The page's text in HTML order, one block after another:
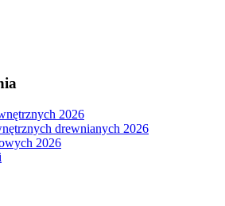
2026
drewnianych 2026
2026